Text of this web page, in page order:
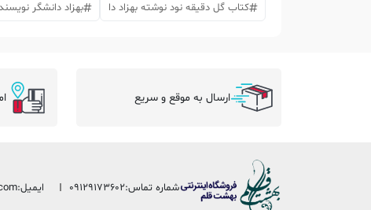
کتاب گل دقیقه نود نوشته بهزاد دا
بهزاد دانشگر
ارسال به موقع و سریع
شماره تماس:09129173602 ایمیل: